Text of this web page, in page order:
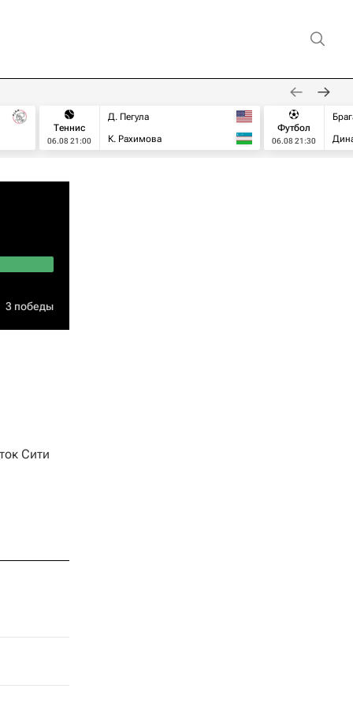
Теннис
06.08 21:00
Д. Пегула
К. Рахимова
Футбол
06.08 21:30
3 победы
Сити